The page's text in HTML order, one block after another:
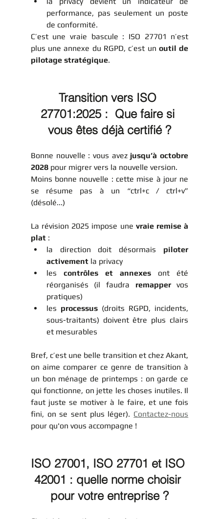
performance, pas seulement un poste
de conformité.
C’est une vraie bascule : ISO 27701 n’est
plus une annexe du RGPD, c’est un outil de
pilotage stratégique.
Transition vers ISO
27701:2025 :  Que faire si
vous êtes déjà certifié ?
Bonne nouvelle : vous avez jusqu’à octobre
2028 pour migrer vers la nouvelle version.
Moins bonne nouvelle : cette mise à jour ne
se résume pas à un “ctrl+c / ctrl+v”
(désolé...)
La révision 2025 impose une vraie remise à
plat :
la direction doit désormais piloter
activement la privacy
les contrôles et annexes ont été
réorganisés (il faudra remapper vos
pratiques)
les processus (droits RGPD, incidents,
sous-traitants) doivent être plus clairs
et mesurables
Bref, c’est une belle transition et chez Akant,
on aime comparer ce genre de transition à
un bon ménage de printemps : on garde ce
qui fonctionne, on jette les choses inutiles. Il
faut juste se motiver à le faire, et une fois
fini, on se sent plus léger). Contactez-nous
pour qu'on vous accompagne !
ISO 27001, ISO 27701 et ISO
42001 : quelle norme choisir
pour votre entreprise ?